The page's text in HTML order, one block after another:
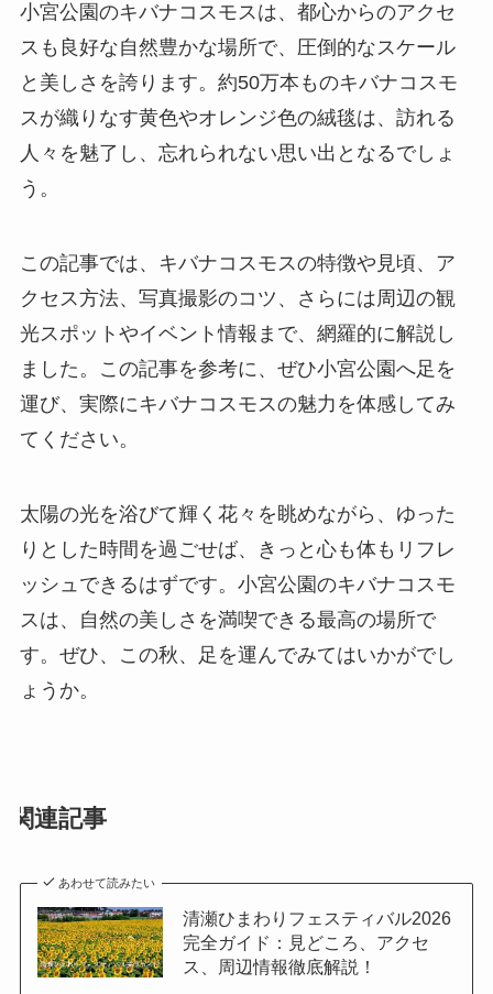
小宮公園のキバナコスモスは、都心からのアクセ
スも良好な自然豊かな場所で、圧倒的なスケール
と美しさを誇ります。約50万本ものキバナコスモ
スが織りなす黄色やオレンジ色の絨毯は、訪れる
人々を魅了し、忘れられない思い出となるでしょ
う。
この記事では、キバナコスモスの特徴や見頃、ア
クセス方法、写真撮影のコツ、さらには周辺の観
光スポットやイベント情報まで、網羅的に解説し
ました。この記事を参考に、ぜひ小宮公園へ足を
運び、実際にキバナコスモスの魅力を体感してみ
てください。
太陽の光を浴びて輝く花々を眺めながら、ゆった
りとした時間を過ごせば、きっと心も体もリフレ
ッシュできるはずです。小宮公園のキバナコスモ
スは、自然の美しさを満喫できる最高の場所で
す。ぜひ、この秋、足を運んでみてはいかがでし
ょうか。
関連記事
あわせて読みたい
清瀬ひまわりフェスティバル2026
完全ガイド：見どころ、アクセ
ス、周辺情報徹底解説！